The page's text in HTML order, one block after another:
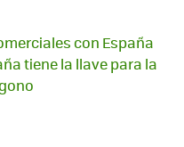
con España
tiene la llave para la